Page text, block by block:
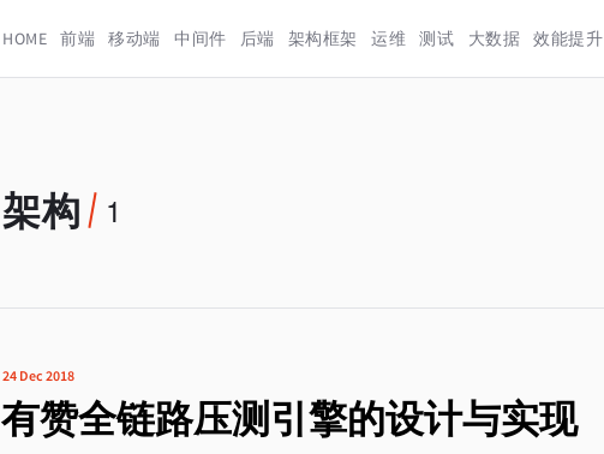
HOME 前端 移动端 中间件 后端 架构框架 运维 测试 大数据 效能提升
架构 1
24 Dec 2018
有赞全链路压测引擎的设计与实现